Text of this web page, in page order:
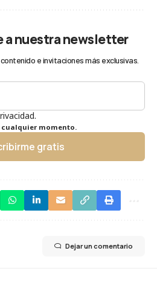
a nuestra newsletter
e invitaciones más exclusivas.
cualquier momento.
gratis
Dejar un comentario